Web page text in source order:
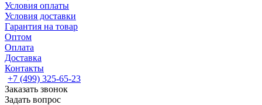
Условия оплаты
Условия доставки
Гарантия на товар
Оптом
Оплата
Доставка
Контакты
+7 (499) 325-65-23
Заказать звонок
Задать вопрос